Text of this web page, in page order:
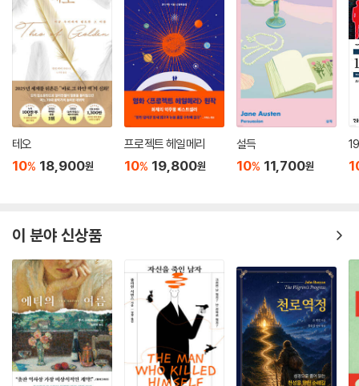
테오
10% 18,900원
프로젝트 헤일메리
10% 19,800원
설득
10% 11,700원
이 분야 신상품